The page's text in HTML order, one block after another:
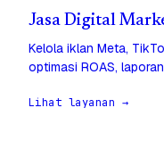
Jasa Digital
Kelola iklan Meta,
optimasi ROAS,
Lihat layanan →